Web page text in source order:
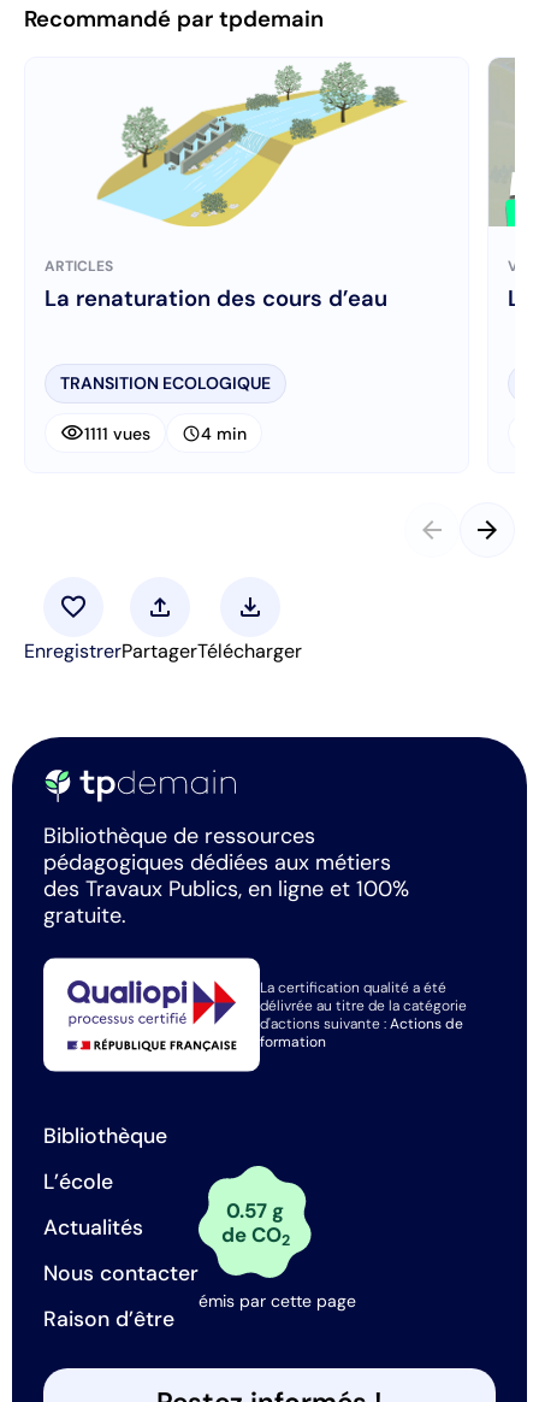
Recommandé par tpdemain
ARTICLES
La renaturation des cours d’eau
TRANSITION ECOLOGIQUE
visibility1111 vues schedule4 min
arrow_back arrow_forward
favorite
Enregistrer
upload
Partager
download
Télécharger
Bibliothèque de ressources
pédagogiques dédiées aux métiers
des Travaux Publics, en ligne et 100%
gratuite.
La certification qualité a été
délivrée au titre de la catégorie
d'actions suivante :Actions de
formation
Bibliothèque
L’école
Actualités
Nous contacter
Raison d’être
0.57 g
de CO2
émis par cette page